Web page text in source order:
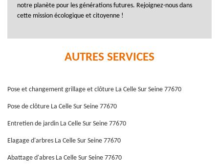
notre planète pour les générations futures. Rejoignez-nous dans
cette mission écologique et citoyenne !
AUTRES SERVICES
Pose et changement grillage et clôture La Celle Sur Seine 77670
Pose de clôture La Celle Sur Seine 77670
Entretien de jardin La Celle Sur Seine 77670
Elagage d'arbres La Celle Sur Seine 77670
Abattage d'abres La Celle Sur Seine 77670